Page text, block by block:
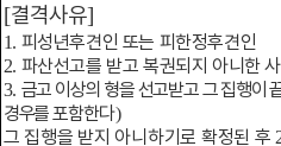
[결격사유]
1. 피성년후견인 또는 피한정후견인
2. 파산선고를 받고 복권되지 아니한
3. 금고 이상의 형을 선고받고 그 집행이
경우를 포함한다)
그 집행을 받지 아니하기로 확정된 후